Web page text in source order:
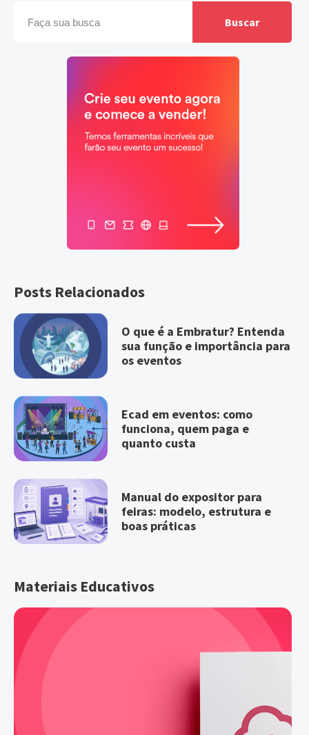
Buscar
Posts Relacionados
O que é a Embratur? Entenda
sua função e importância para
os eventos
Ecad em eventos: como
funciona, quem paga e
quanto custa
Manual do expositor para
feiras: modelo, estrutura e
boas práticas
Materiais Educativos